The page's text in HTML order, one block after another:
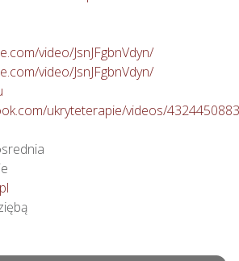
video/JsnJFgbnVdyn/
video/JsnJFgbnVdyn/
ukryteterapie/videos/